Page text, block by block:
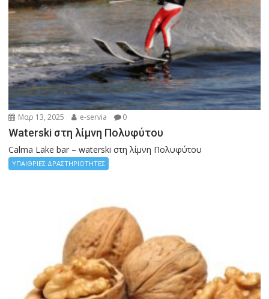
Μαρ 13, 2025 e-servia 0
Waterski στη λίμνη Πολυφύτου
Calma Lake bar – waterski στη λίμνη Πολυφύτου
ΥΠΑΙΘΡΙΕΣ ΔΡΑΣΤΗΡΙΟΤΗΤΕΣ